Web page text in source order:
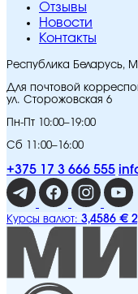
Отзывы
Новости
Контакты
Республика Беларусь,
Для почтовой
ул. Сторожовская 6
Пн-Пт 10:00–19:00
Сб 11:00–16:00
+375 17 3 666 555
Курсы валют: 3,4586 €